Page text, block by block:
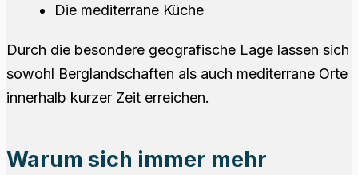
Die mediterrane Küche
Durch die besondere geografische Lage lassen sich
sowohl Berglandschaften als auch mediterrane Orte
innerhalb kurzer Zeit erreichen.
Warum sich immer mehr